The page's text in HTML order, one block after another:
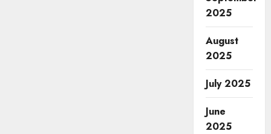
2025
August
2025
July 2025
June
2025